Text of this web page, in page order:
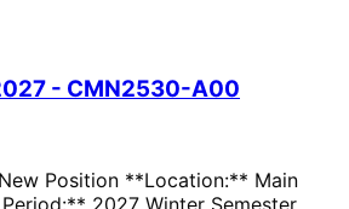
- CMN2530-A00
Position **Location:** Main